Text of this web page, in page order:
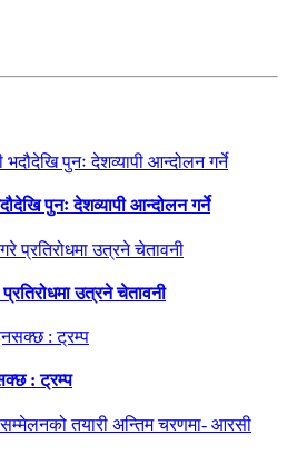
पुनः देशव्यापी आन्दोलन गर्ने
उत्रने चेतावनी
: ट्रम्प